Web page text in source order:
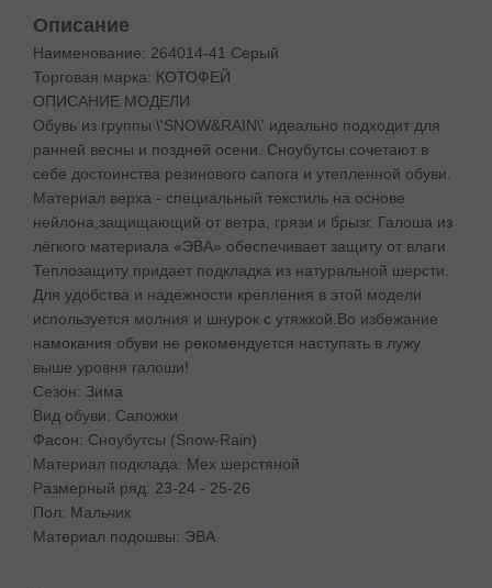
Описание
Наименование: 264014-41 Серый
Торговая марка: КОТОФЕЙ
ОПИСАНИЕ МОДЕЛИ
Обувь из группы \'SNOW&RAIN\' идеально подходит для
ранней весны и поздней осени. Сноубутсы сочетают в
себе достоинства резинового сапога и утепленной обуви.
Материал верха - специальный текстиль на основе
нейлона,защищающий от ветра, грязи и брызг. Галоша из
лёгкого материала «ЭВА» обеспечивает защиту от влаги.
Теплозащиту придает подкладка из натуральной шерсти.
Для удобства и надежности крепления в этой модели
используется молния и шнурок с утяжкой.Во избежание
намокания обуви не рекомендуется наступать в лужу
выше уровня галоши!
Сезон: Зима
Вид обуви: Сапожки
Фасон: Сноубутсы (Snow-Rain)
Материал подклада: Мех шерстяной
Размерный ряд: 23-24 - 25-26
Пол: Мальчик
Материал подошвы: ЭВА